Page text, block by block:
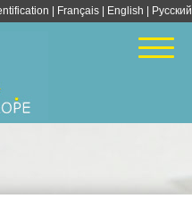
Français English | Pусский